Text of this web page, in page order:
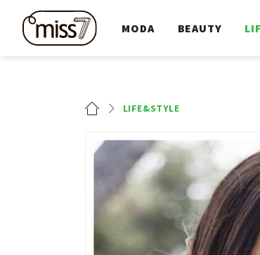
MODA BEAUTY
LIFE&STYLE